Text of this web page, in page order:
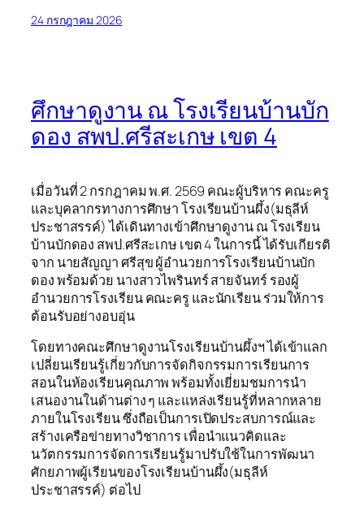
24 กรกฎาคม 2026
ศึกษาดูงาน ณ โรงเรียนบ้านบัก
ดอง สพป.ศรีสะเกษ เขต 4
เมื่อวันที่ 2 กรกฎาคม พ.ศ. 2569 คณะผู้บริหาร คณะครู
และบุคลากรทางการศึกษา โรงเรียนบ้านผึ้ง(มธุลีห์
ประชาสรรค์) ได้เดินทางเข้าศึกษาดูงาน ณ โรงเรียน
บ้านบักดอง สพป.ศรีสะเกษ เขต 4 ในการนี้ ได้รับเกียรติ
จาก นายสัญญา ศรีสุข ผู้อำนวยการโรงเรียนบ้านบัก
ดอง พร้อมด้วย นางสาวไพรินทร์ สายจันทร์ รองผู้
อำนวยการโรงเรียน คณะครู และนักเรียน ร่วมให้การ
ต้อนรับอย่างอบอุ่น
โดยทางคณะศึกษาดูงานโรงเรียนบ้านผึ้งฯ ได้เข้าแลก
เปลี่ยนเรียนรู้เกี่ยวกับการจัดกิจกรรมการเรียนการ
สอนในห้องเรียนคุณภาพ พร้อมทั้งเยี่ยมชมการนำ
เสนองานในด้านต่าง ๆ และแหล่งเรียนรู้ที่หลากหลาย
ภายในโรงเรียน ซึ่งถือเป็นการเปิดประสบการณ์และ
สร้างเครือข่ายทางวิชาการ เพื่อนำแนวคิดและ
นวัตกรรมการจัดการเรียนรู้มาปรับใช้ในการพัฒนา
ศักยภาพผู้เรียนของโรงเรียนบ้านผึ้ง(มธุลีห์
ประชาสรรค์) ต่อไป